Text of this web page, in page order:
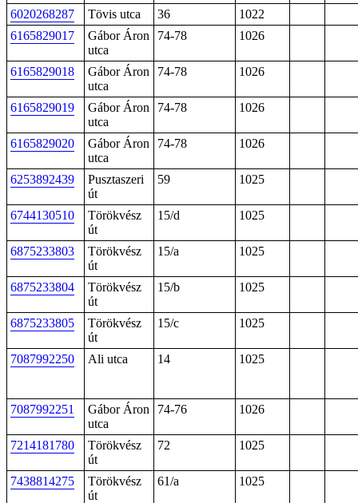
6020268287 Tövis utca 36
1022
6165829017
Gábor Áron
utca
74-78 1026
6165829018
Gábor Áron
utca
74-78 1026
6165829019
Gábor Áron
utca
74-78 1026
6165829020
Gábor Áron
utca
74-78 1026
6253892439
Pusztaszeri
út
59 1025
6744130510
Törökvész
út
15/d 1025
6875233803
Törökvész
út
15/a 1025
6875233804
Törökvész
út
15/b 1025
6875233805
Törökvész
út
15/c 1025
7087992250 Ali utca 14 1025
7087992251
Gábor Áron
utca
74-76 1026
7214181780
Törökvész
út
72 1025
7438814275
Törökvész
út
61/a 1025